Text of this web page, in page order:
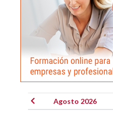
Agosto 2026